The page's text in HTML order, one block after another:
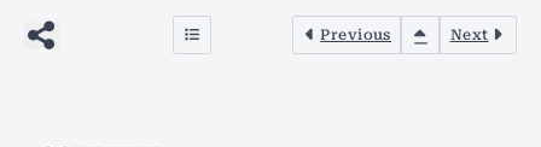
Previous Next